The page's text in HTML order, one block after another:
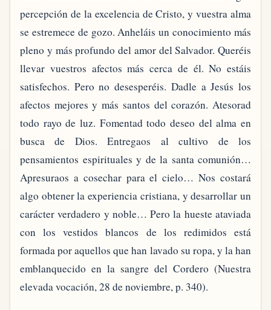
percepción de la excelencia de Cristo, y vuestra alma
se estremece de gozo. Anheláis un conocimiento más
pleno y más profundo del amor del Salvador. Queréis
llevar vuestros afectos más cerca de él. No estáis
satisfechos. Pero no desesperéis. Dadle a Jesús los
afectos mejores y más santos del corazón. Atesorad
todo rayo de luz. Fomentad todo deseo del alma en
busca de Dios. Entregaos al cultivo de los
pensamientos espirituales y de la santa comunión…
Apresuraos a cosechar para el cielo… Nos costará
algo obtener la experiencia cristiana, y desarrollar un
carácter verdadero y noble… Pero la hueste ataviada
con los vestidos blancos de los redimidos está
formada por aquellos que han lavado su ropa, y la han
emblanquecido en la sangre del Cordero (Nuestra
elevada vocación, 28 de noviembre, p. 340).